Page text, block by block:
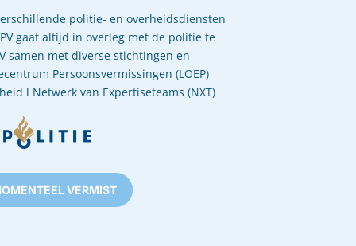
politie- en overheidsdiensten
gaat altijd in overleg met de politie te
samen met diverse stichtingen en
Persoonsvermissingen (LOEP)
l Netwerk van Expertiseteams (NXT)
VERMIST